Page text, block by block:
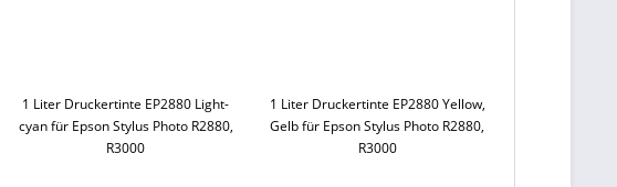
1 Liter Druckertinte EP2880 Light-
cyan für Epson Stylus Photo R2880,
R3000
1 Liter Druckertinte EP2880 Yellow,
Gelb für Epson Stylus Photo R2880,
R3000